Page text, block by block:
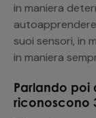
in maniera
suoi sensori, in
in maniera
Parlando poi
riconoscono